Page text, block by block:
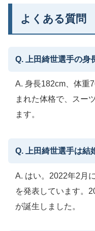
よくある質問
Q. 上田綺世選手の身
A. 身長182cm、体重
まれた体格で、スー
ます。
Q. 上田綺世選手は結
A. はい。2022年2月
を発表しています。
が誕生しました。